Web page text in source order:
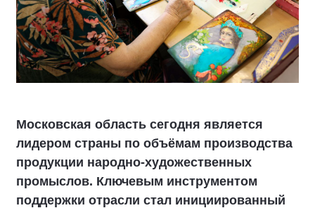
Московская область сегодня является
лидером страны по объёмам производства
продукции народно-художественных
промыслов. Ключевым инструментом
поддержки отрасли стал инициированный